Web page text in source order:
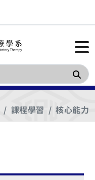
搜
課程學習 核心能力